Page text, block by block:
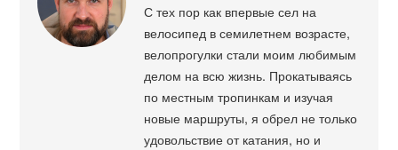
С тех пор как впервые сел на
велосипед в семилетнем возрасте,
велопрогулки стали моим любимым
делом на всю жизнь. Прокатываясь
по местным тропинкам и изучая
новые маршруты, я обрел не только
удовольствие от катания, но и